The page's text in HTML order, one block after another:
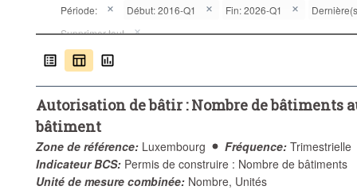
Période:
Début: 2016-Q1 Fin: 2026-Q1
Supprimer tout
Autorisation de bâtir : Nombre de bâtiments
bâtiment
Zone de référence: Luxembourg Fréquence: Trimestrielle
Indicateur BCS: Permis de construire : Nombre de bâtiments
Unité de mesure combinée: Nombre, Unités